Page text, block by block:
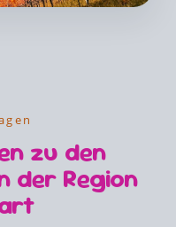
zu den
der Region